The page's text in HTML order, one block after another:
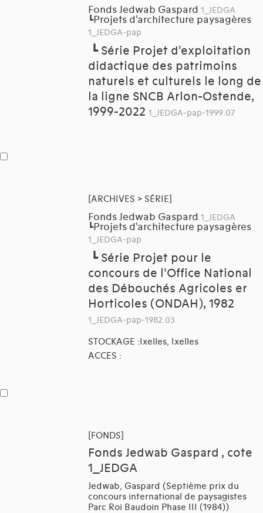
Fonds Jedwab Gaspard 1_JEDGA
┗Projets d'architecture paysagères
1_JEDGA-pap
┗ Série Projet d'exploitation
didactique des patrimoins
naturels et culturels le long de
la ligne SNCB Arlon-Ostende,
1999-2022 1_JEDGA-pap-1999.07
[ARCHIVES > SÉRIE]
Fonds Jedwab Gaspard 1_JEDGA
┗Projets d'architecture paysagères
1_JEDGA-pap
┗ Série Projet pour le
concours de l'Office National
des Débouchés Agricoles er
Horticoles (ONDAH), 1982
1_JEDGA-pap-1982.03
STOCKAGE :Ixelles, Ixelles
ACCES :
[FONDS]
Fonds Jedwab Gaspard , cote
1_JEDGA
Jedwab, Gaspard (Septième prix du
concours international de paysagistes
Parc Roi Baudoin Phase III (1984))